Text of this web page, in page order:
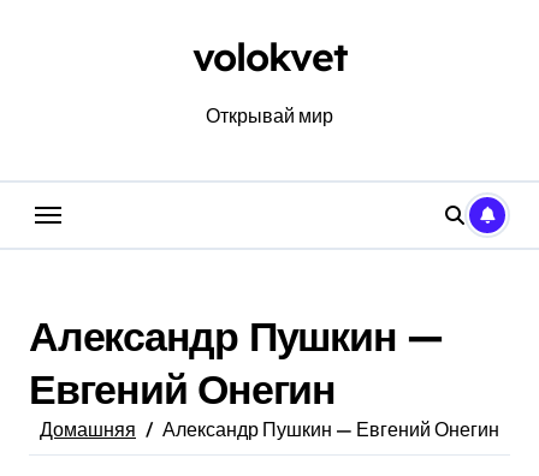
volokvet
Открывай мир
Александр Пушкин —
Евгений Онегин
Домашняя Александр Пушкин — Евгений Онегин